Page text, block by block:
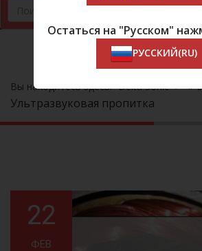
Вы находитесь здесь: Delta Sonic »
Ультразвуковая пропитка
22
ФЕВ
Остаться на "Русском"
РУССКИЙ(RU)